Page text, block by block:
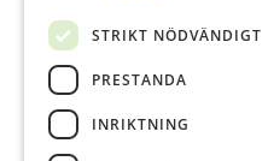
STRIKT NÖDVÄNDIGT
PRESTANDA
INRIKTNING